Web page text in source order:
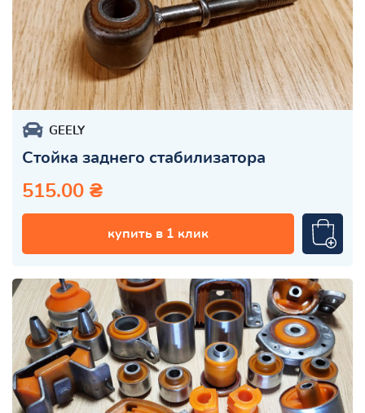
GEELY
Стойка заднего стабилизатора
515.00 ₴
купить в 1 клик